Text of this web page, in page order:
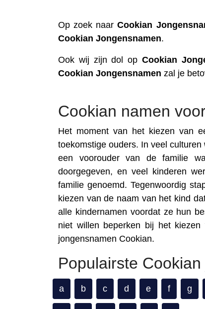
Op zoek naarCookian
Cookian Jongensnamen.
Ook wij zijn dol opCookian
Cookian Jongensnamen zal je
Cookian namen
Het moment van het kiezen van
toekomstige ouders. In veel
een voorouder van de familie
doorgegeven, en veel kinderen
familie genoemd. Tegenwoordig
kiezen van de naam van het kind
alle kindernamen voordat ze hun
niet willen beperken bij het
jongensnamen Cookian.
Populairste
a b c d e f g